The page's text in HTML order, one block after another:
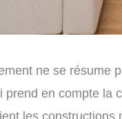
ne se
en compte
les constructions